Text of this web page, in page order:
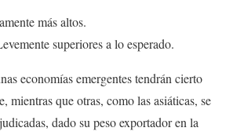
más altos.
superiores a lo esperado.
economías emergentes tendrán cierto
mientras que otras, como las asiáticas, se
dado su peso exportador en la